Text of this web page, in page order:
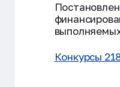
Конкурсы